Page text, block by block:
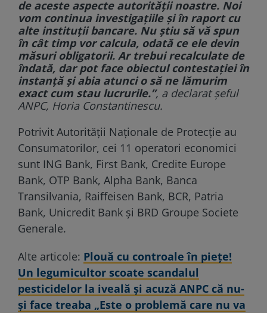
de aceste aspecte autorității noastre. Noi
vom continua investigațiile și în raport cu
alte instituții bancare. Nu știu să vă spun
în cât timp vor calcula, odată ce ele devin
măsuri obligatorii. Ar trebui recalculate de
îndată, dar pot face obiectul contestației în
instanță și abia atunci o să ne lămurim
exact cum stau lucrurile.”, a declarat șeful
ANPC, Horia Constantinescu.
Potrivit Autorităţii Naţionale de Protecţie au
Consumatorilor, cei 11 operatori economici
sunt ING Bank, First Bank, Credite Europe
Bank, OTP Bank, Alpha Bank, Banca
Transilvania, Raiffeisen Bank, BCR, Patria
Bank, Unicredit Bank și BRD Groupe Societe
Generale.
Alte articole: Plouă cu controale în piețe!
Un legumicultor scoate scandalul
pesticidelor la iveală și acuză ANPC că nu-
și face treaba „Este o problemă care nu va